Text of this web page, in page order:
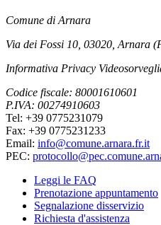
Comune di Arnara
Via dei Fossi 10, 03020, Arnara
Informativa Privacy
Codice fiscale: 80001610601
P.IVA: 00274910603
Tel: +39 0775231079
Fax: +39 0775231233
Email: info@comune.arnara.fr.it
PEC:
Leggi le FAQ
Prenotazione appuntamento
Segnalazione disservizio
Richiesta d'assistenza